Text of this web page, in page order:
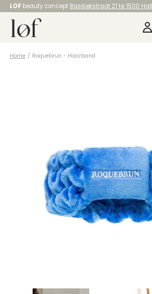
LOF beauty concept Basiliekstraat 21 te 1500
Home / Roquebrun - Haarband